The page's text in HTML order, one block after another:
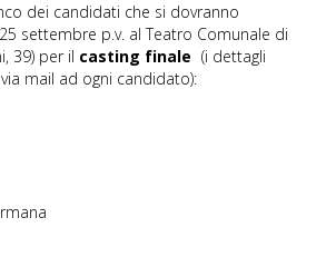
dei candidati che si dovranno
settembre p.v. al Teatro Comunale di
39) per il casting finale (i dettagli
mail ad ogni candidato):